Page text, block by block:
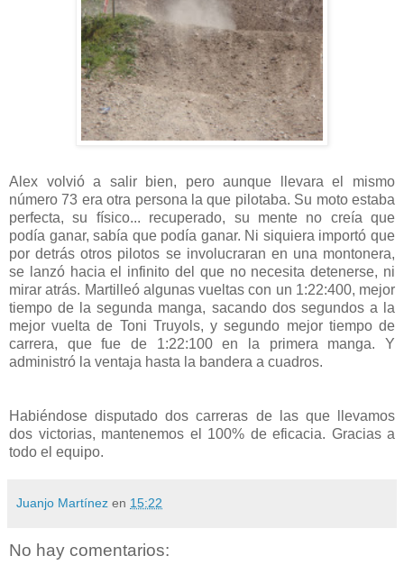
Alex volvió a salir bien, pero aunque llevara el mismo
número 73 era otra persona la que pilotaba. Su moto estaba
perfecta, su físico... recuperado, su mente no creía que
podía ganar, sabía que podía ganar. Ni siquiera importó que
por detrás otros pilotos se involucraran en una montonera,
se lanzó hacia el infinito del que no necesita detenerse, ni
mirar atrás. Martilleó algunas vueltas con un 1:22:400, mejor
tiempo de la segunda manga, sacando dos segundos a la
mejor vuelta de Toni Truyols, y segundo mejor tiempo de
carrera, que fue de 1:22:100 en la primera manga. Y
administró la ventaja hasta la bandera a cuadros.
Habiéndose disputado dos carreras de las que llevamos
dos victorias, mantenemos el 100% de eficacia. Gracias a
todo el equipo.
Juanjo Martínez en 15:22
No hay comentarios: